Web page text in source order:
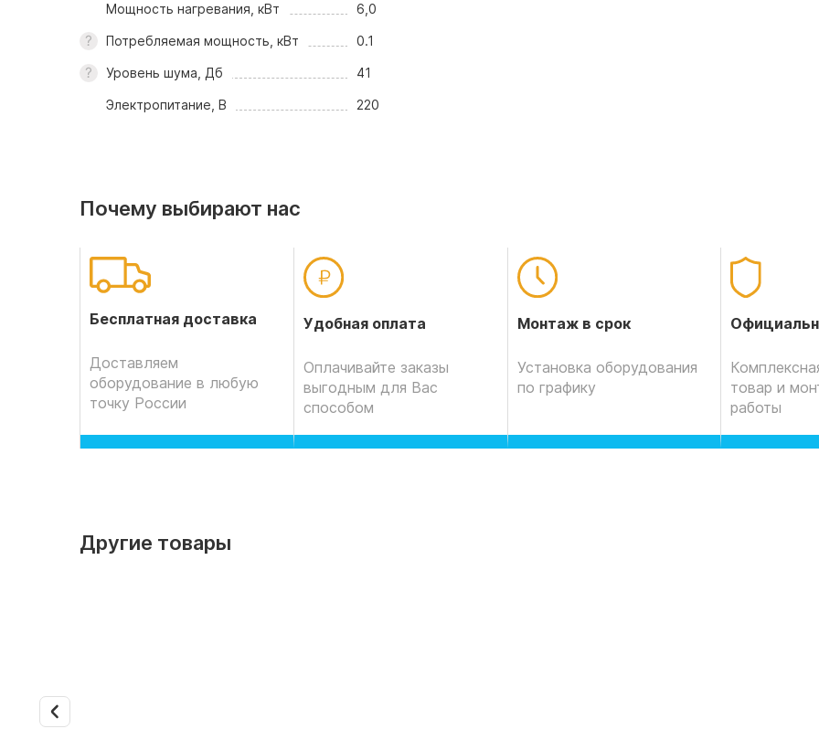
Мощность нагревания, кВт 6,0
Потребляемая мощность, кВт 0.1
Уровень шума, Дб 41
Электропитание, В 220
Почему выбирают нас
Бесплатная доставка
Доставляем
оборудование в любую
точку России
Удобная оплата
Оплачивайте заказы
выгодным для Вас
способом
Монтаж в срок
Установка оборудования
по графику
товар и
работы
Другие товары